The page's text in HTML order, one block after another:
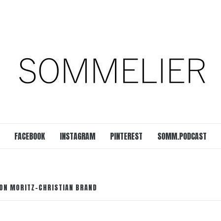
FACEBOOK INSTAGRAM PINTEREST SOMM.PODCAST
MORITZ-CHRISTIAN BRAND